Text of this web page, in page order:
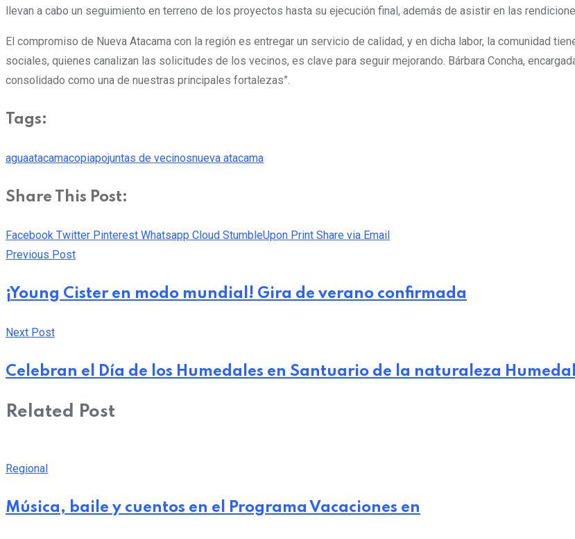
llevan a cabo un seguimiento en terreno de los proyectos hasta su ejecución final, además de asistir en las
El compromiso de Nueva Atacama con la región es entregar un servicio de calidad, y en dicha labor, la comunidad
sociales, quienes canalizan las solicitudes de los vecinos, es clave para seguir mejorando. Bárbara Concha,
consolidado como una de nuestras principales fortalezas”.
Tags:
aguaatacamacopiapojuntas de vecinosnueva atacama
Share This Post:
Facebook Twitter Pinterest Whatsapp Cloud StumbleUpon Print Share via Email
Previous Post
¡Young Cister en modo mundial! Gira de verano confirmada
Next Post
Celebran el Día de los Humedales en Santuario de la naturaleza
Related Post
Regional
Música, baile y cuentos en el Programa Vacaciones en